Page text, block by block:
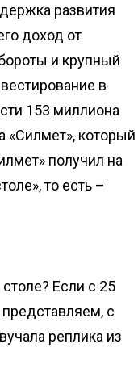
развития
доход от
и крупный
в
153 миллиона
«Силмет», который
получил на
то есть –
Если с 25
с
реплика из